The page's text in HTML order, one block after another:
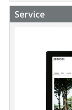
Service